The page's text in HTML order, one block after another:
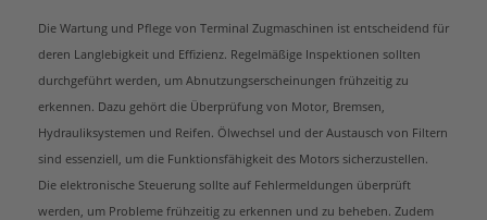
Die Wartung und Pflege von Terminal Zugmaschinen ist entscheidend für
deren Langlebigkeit und Effizienz. Regelmäßige Inspektionen sollten
durchgeführt werden, um Abnutzungserscheinungen frühzeitig zu
erkennen. Dazu gehört die Überprüfung von Motor, Bremsen,
Hydrauliksystemen und Reifen. Ölwechsel und der Austausch von Filtern
sind essenziell, um die Funktionsfähigkeit des Motors sicherzustellen.
Die elektronische Steuerung sollte auf Fehlermeldungen überprüft
werden, um Probleme frühzeitig zu erkennen und zu beheben. Zudem